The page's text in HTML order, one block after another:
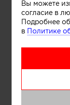
Вы можете
согласие в
Подробнее
в Политике